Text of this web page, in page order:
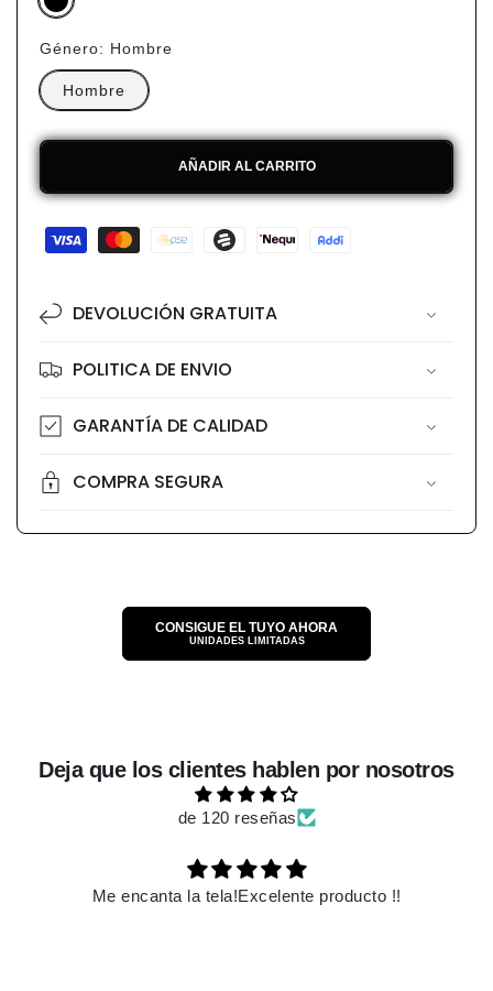
Género: Hombre
Hombre
AÑADIR AL CARRITO
Formas
de
DEVOLUCIÓN GRATUITA
POLITICA DE ENVIO
GARANTÍA DE CALIDAD
COMPRA SEGURA
CONSIGUE EL TUYO AHORA
UNIDADES LIMITADAS
Deja que los clientes hablen por nosotros
de 120 reseñas
Es hermoso